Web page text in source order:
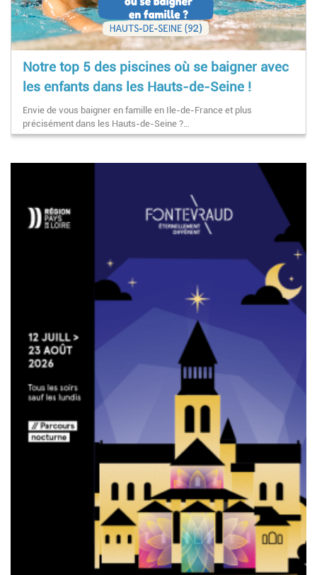
Notre top 5 des piscines où se baigner avec
les enfants dans les Hauts-de-Seine !
Envie de vous baigner en famille en Ile-de-France et plus
précisément dans les Hauts-de-Seine ?…